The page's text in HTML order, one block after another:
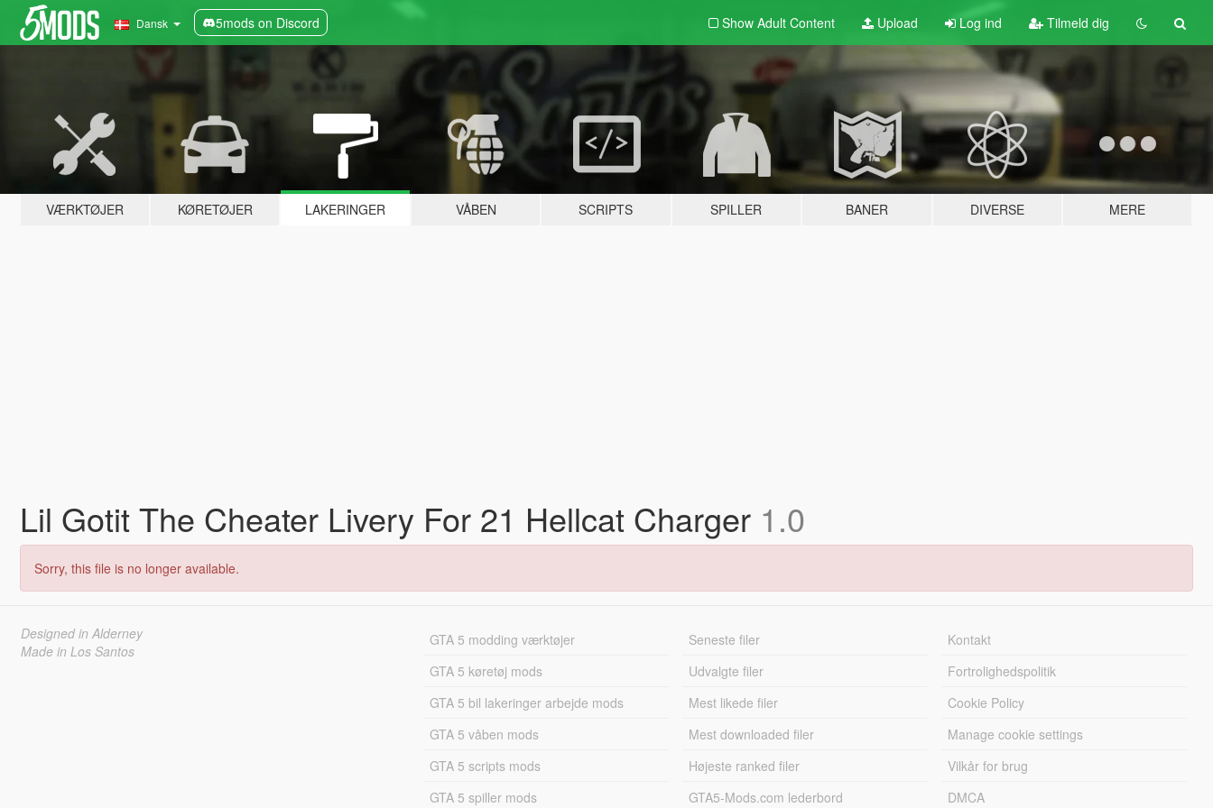
Dansk 5mods on Discord Show Adult Content Upload Log ind Tilmeld dig
VÆRKTØJER KØRETØJER LAKERINGER VÅBEN SCRIPTS SPILLER BANER DIVERSE MERE
Lil Gotit The Cheater Livery For 21 Hellcat Charger 1.0
Sorry, this file is no longer available.
Designed in Alderney
Made in Los Santos
GTA 5 modding værktøjer
GTA 5 køretøj mods
GTA 5 bil lakeringer arbejde mods
GTA 5 våben mods
GTA 5 scripts mods
GTA 5 spiller mods
Seneste filer
Udvalgte filer
Mest likede filer
Mest downloaded filer
Højeste ranked filer
GTA5-Mods.com lederbord
Kontakt
Fortrolighedspolitik
Cookie Policy
Manage cookie settings
Vilkår for brug
DMCA